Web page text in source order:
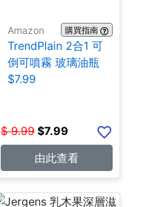
Amazon 購買指南
TrendPlain 2合1 可
倒可噴霧 玻璃油瓶
$7.99
$ 9.99 $7.99
由此查看